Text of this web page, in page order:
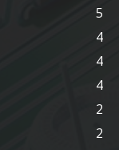
5
4
4
4
2
2